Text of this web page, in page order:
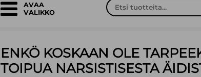
AVAA
VALIKKO
ENKÖ KOSKAAN OLE
TOIPUA NARSISTISESTA